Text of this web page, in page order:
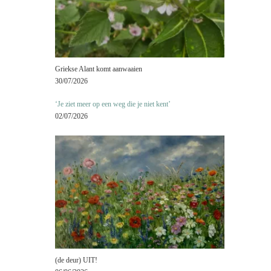
Griekse Alant komt aanwaaien
30/07/2026
‘Je ziet meer op een weg die je niet kent’
02/07/2026
(de deur) UIT!